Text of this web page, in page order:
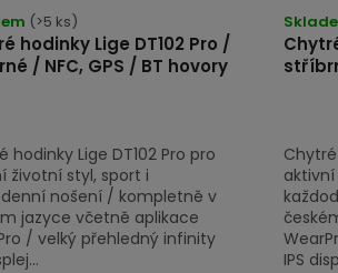
hodinky Lige DT102 Pro /
/ NFC, GPS / BT hovory
(>5 ks)
hodinky Lige DT102 Pro pro
životní styl, sport i
nošení / kompletně v
jazyce včetně aplikace
/ velký přehledný infinity
Chytré
IPS